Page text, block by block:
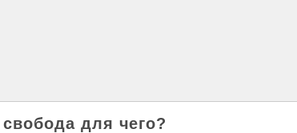
для чего?